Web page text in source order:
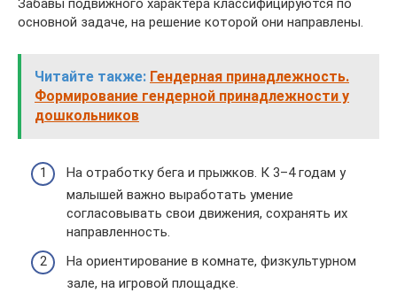
Забавы подвижного характера классифицируются по
основной задаче, на решение которой они направлены.
Читайте также: Гендерная принадлежность.
Формирование гендерной принадлежности у
дошкольников
На отработку бега и прыжков. К 3–4 годам у
малышей важно выработать умение
согласовывать свои движения, сохранять их
направленность.
На ориентирование в комнате, физкультурном
зале, на игровой площадке.